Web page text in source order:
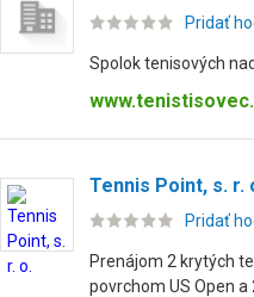
Pridať
Spolok tenisových
Tennis Point, s. r.
Pridať
Prenájom 2 krytých
povrchom US Open